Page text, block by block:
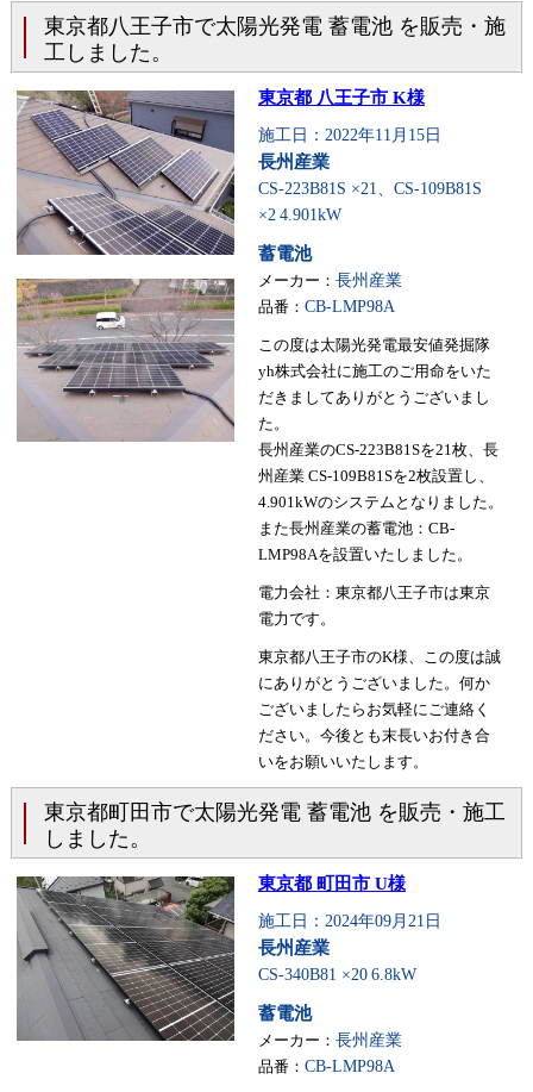
東京都八王子市で太陽光発電 蓄電池 を販売・施
工しました。
東京都 八王子市 K様
施工日：2022年11月15日
長州産業
CS-223B81S ×21、CS-109B81S
×2 4.901kW
蓄電池
メーカー： 長州産業
品番： CB-LMP98A
この度は太陽光発電最安値発掘隊
yh株式会社に施工のご用命をいた
だきましてありがとうございまし
た。
長州産業のCS-223B81Sを21枚、長
州産業 CS-109B81Sを2枚設置し、
4.901kWのシステムとなりました。
また長州産業の蓄電池：CB-
LMP98Aを設置いたしました。
電力会社：東京都八王子市は東京
電力です。
東京都八王子市のK様、この度は誠
にありがとうございました。何か
ございましたらお気軽にご連絡く
ださい。今後とも末長いお付き合
いをお願いいたします。
東京都町田市で太陽光発電 蓄電池 を販売・施工
しました。
東京都 町田市 U様
施工日：2024年09月21日
長州産業
CS-340B81 ×20 6.8kW
蓄電池
メーカー： 長州産業
品番： CB-LMP98A